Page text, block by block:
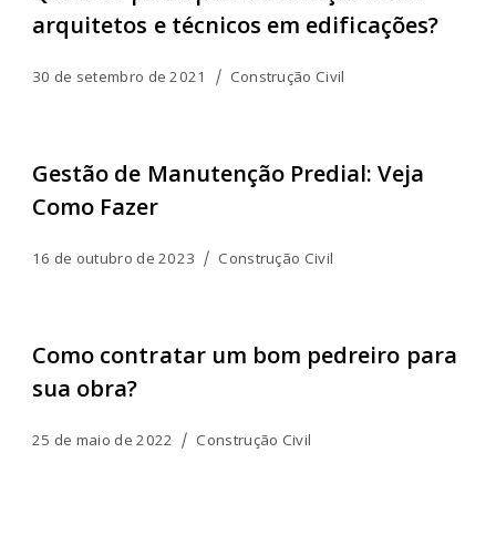
arquitetos e técnicos em edificações?
30 de setembro de 2021 Construção Civil
Gestão de Manutenção Predial: Veja
Como Fazer
16 de outubro de 2023 Construção Civil
Como contratar um bom pedreiro para
sua obra?
25 de maio de 2022 Construção Civil